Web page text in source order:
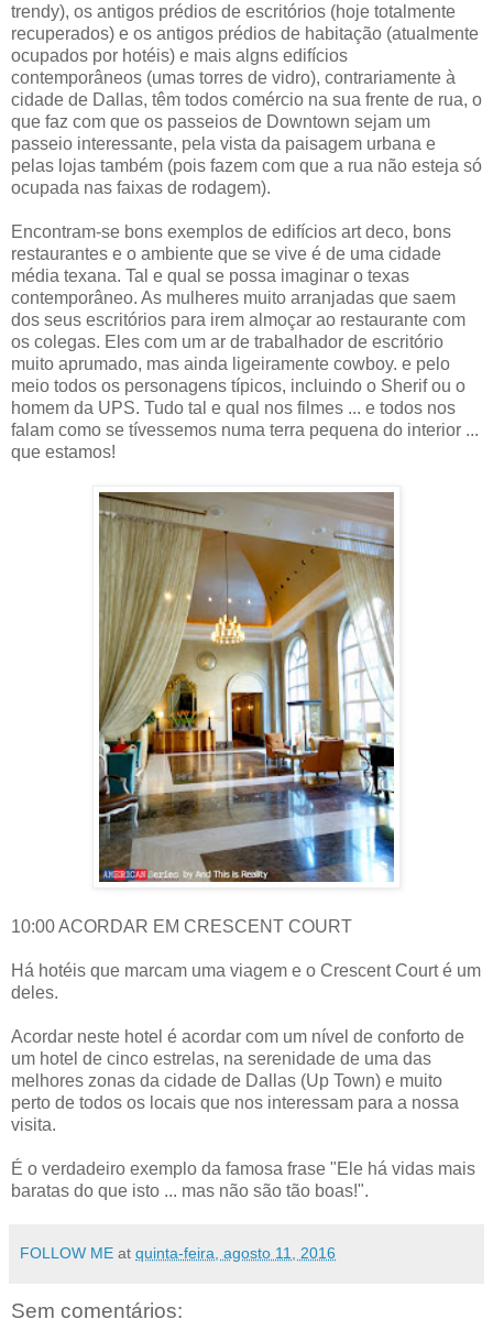
trendy), os antigos prédios de escritórios (hoje totalmente
recuperados) e os antigos prédios de habitação (atualmente
ocupados por hotéis) e mais algns edifícios
contemporâneos (umas torres de vidro), contrariamente à
cidade de Dallas, têm todos comércio na sua frente de rua, o
que faz com que os passeios de Downtown sejam um
passeio interessante, pela vista da paisagem urbana e
pelas lojas também (pois fazem com que a rua não esteja só
ocupada nas faixas de rodagem).
Encontram-se bons exemplos de edifícios art deco, bons
restaurantes e o ambiente que se vive é de uma cidade
média texana. Tal e qual se possa imaginar o texas
contemporâneo. As mulheres muito arranjadas que saem
dos seus escritórios para irem almoçar ao restaurante com
os colegas. Eles com um ar de trabalhador de escritório
muito aprumado, mas ainda ligeiramente cowboy. e pelo
meio todos os personagens típicos, incluindo o Sherif ou o
homem da UPS. Tudo tal e qual nos filmes ... e todos nos
falam como se tívessemos numa terra pequena do interior ...
que estamos!
10:00 ACORDAR EM CRESCENT COURT
Há hotéis que marcam uma viagem e o Crescent Court é um
deles.
Acordar neste hotel é acordar com um nível de conforto de
um hotel de cinco estrelas, na serenidade de uma das
melhores zonas da cidade de Dallas (Up Town) e muito
perto de todos os locais que nos interessam para a nossa
visita.
É o verdadeiro exemplo da famosa frase "Ele há vidas mais
baratas do que isto ... mas não são tão boas!".
FOLLOW ME at quinta-feira, agosto 11, 2016
Sem comentários: